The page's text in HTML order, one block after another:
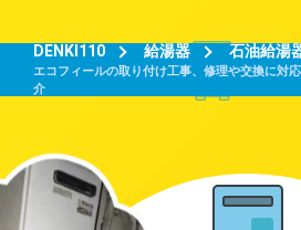
DENKI110 給湯器 石油給湯
エコフィールの取り付け工事、修理や交換に対
介